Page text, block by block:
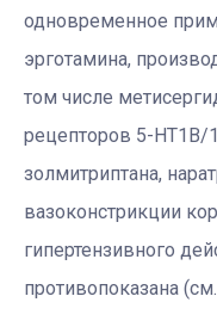
одновременное
эрготамина,
том числе
рецепторов 5-HT1B/
золмитриптана,
вазоконстрикции
гипертензивного
противопоказана